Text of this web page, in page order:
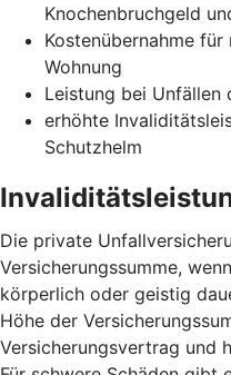
Knochenbruchgeld
Kostenübernahme
Wohnung
Leistung bei Unfällen
erhöhte
Schutzhelm
Die private
Versicherungssumme,
körperlich oder geistig
Höhe der
Versicherungsvertrag und